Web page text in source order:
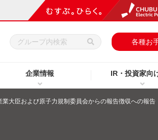
企業情報 IR・投資家向
各種お
大臣および原子力規制委員会からの報告徴収への報告